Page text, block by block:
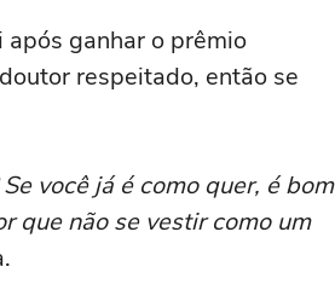
ganhar o prêmio
respeitado, então se
você já é como quer, é bom
que não se vestir como um